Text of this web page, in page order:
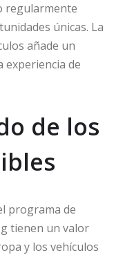
regularmente
únicas. La
añade un
experiencia de
de los
programa de
tienen un valor
y los vehículos